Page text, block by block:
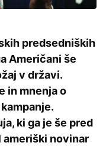
predsedniških
Američani še
v državi.
in mnenja o
ki ga je še pred
ameriški novinar